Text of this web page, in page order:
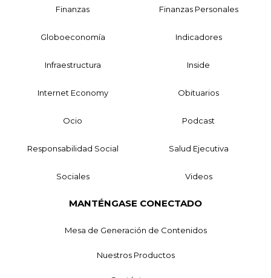
Finanzas Finanzas Personales
Globoeconomía Indicadores
Infraestructura Inside
Internet Economy Obituarios
Ocio Podcast
Responsabilidad Social Salud Ejecutiva
Sociales Videos
MANTÉNGASE CONECTADO
Mesa de Generación de Contenidos
Nuestros Productos